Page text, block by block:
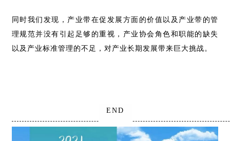
同时我们发现，产业带在促发展方面的价值以及产业带的管
理规范并没有引起足够的重视，产业协会角色和职能的缺失
以及产业标准管理的不足，对产业长期发展带来巨大挑战。
END